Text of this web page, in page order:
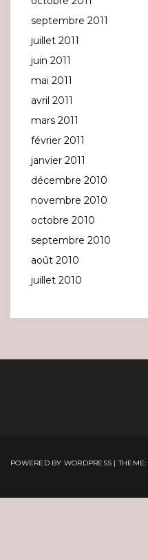
septembre 2011
juillet 2011
juin 2011
mai 2011
avril 2011
mars 2011
février 2011
janvier 2011
décembre 2010
novembre 2010
octobre 2010
septembre 2010
août 2010
juillet 2010
POWERED BY WORDPRESS |THEME: